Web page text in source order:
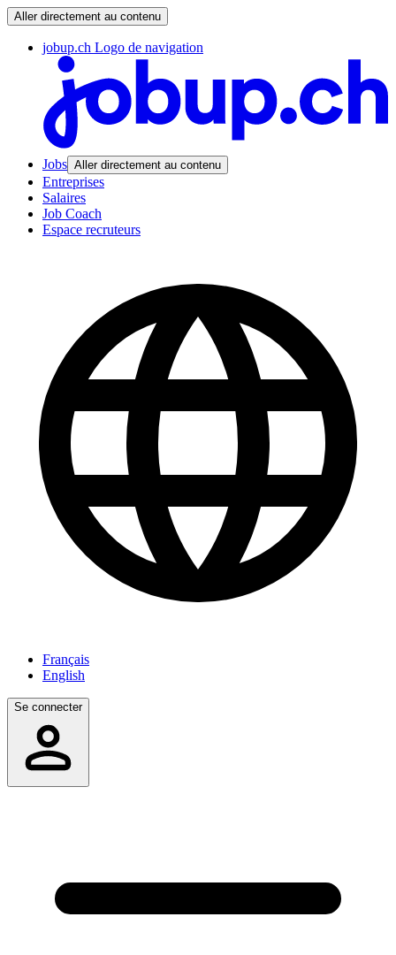
Aller directement au contenu
jobup.ch Logo de navigation
Jobs Aller directement au contenu
Entreprises
Salaires
Job Coach
Espace recruteurs
Français
English
Se connecter